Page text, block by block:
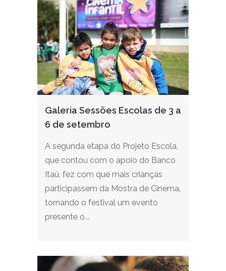
Galeria Sessões Escolas de 3 a
6 de setembro
A segunda etapa do Projeto Escola,
que contou com o apoio do Banco
Itaú, fez com que mais crianças
participassem da Mostra de Cinema,
tornando o festival um evento
presente o...